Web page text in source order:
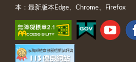
本：最新版本Edge、Chrome、Firefox